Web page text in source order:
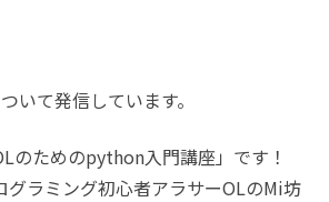
いて発信しています。
のためのpython入門講座」です！
グラミング初心者アラサーOLのMi坊